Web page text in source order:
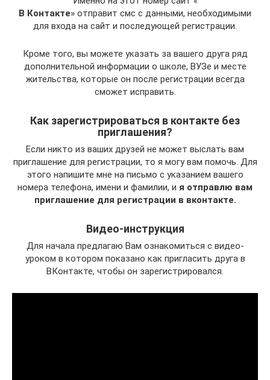
В Контакте» отправит смс с данными, необходимыми
для входа на сайт и последующей регистрации.
Кроме того, вы можете указать за вашего друга ряд
дополнительной информации о школе, ВУЗе и месте
жительства, которые он после регистрации всегда
сможет исправить.
Как зарегистрироваться в контакте без
приглашения?
Если никто из ваших друзей не может выслать вам
приглашение для регистрации, то я могу вам помочь. Для
этого напишите мне на письмо с указанием вашего
номера телефона, имени и фамилии, и я отправлю вам
приглашение для регистрации в вконтакте.
Видео-инструкция
Для начала предлагаю Вам ознакомиться с видео-
уроком в котором показано как пригласить друга в
ВКонтакте, чтобы он зарегистрировался.